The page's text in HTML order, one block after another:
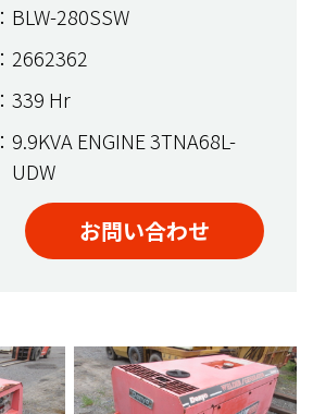
：BLW-280SSW
：2662362
：339 Hr
：9.9KVA ENGINE 3TNA68L-
UDW
お問い合わせ